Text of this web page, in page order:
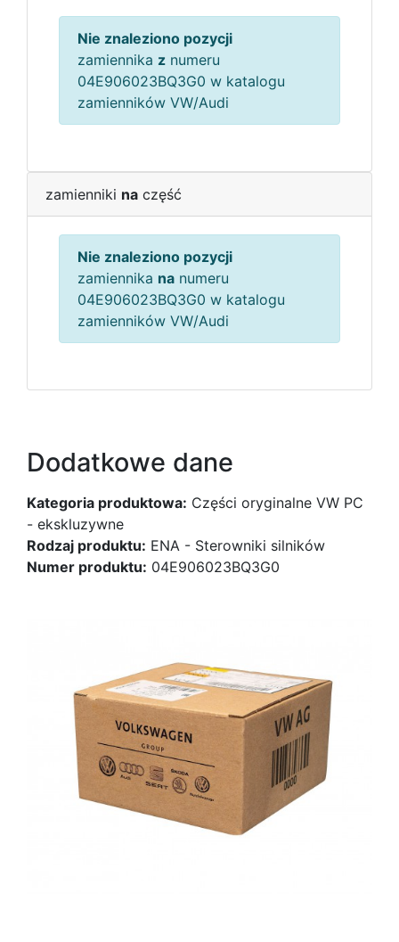
Nie znaleziono pozycji
zamiennika z numeru
04E906023BQ3G0 w katalogu
zamienników VW/Audi
zamienniki na część
Nie znaleziono pozycji
zamiennika na numeru
04E906023BQ3G0 w katalogu
zamienników VW/Audi
Dodatkowe dane
Kategoria produktowa: Części oryginalne VW PC
- ekskluzywne
Rodzaj produktu: ENA - Sterowniki silników
Numer produktu: 04E906023BQ3G0